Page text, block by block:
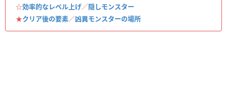
☆効率的なレベル上げ／隠しモンスター
★クリア後の要素／凶異モンスターの場所